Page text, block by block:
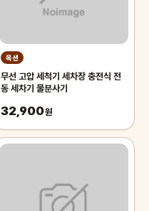
옥션
무선 고압 세척기 세차장 충전식 전
동 세차기 물분사기
32,900원